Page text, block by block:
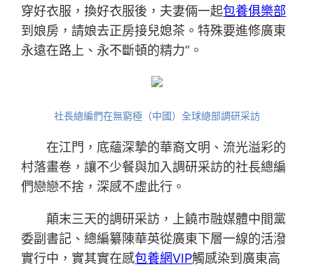
穿好衣服，換好衣服後，夫妻倆一起包養俱樂部
到娘房，請娘去正房接兒媳茶。特殊要進修廣東
永遠在路上、永不斷頓的精力”。
社長總編們在無窮極（中國）全球總部調研采訪
在江門，底蘊深摯的華裔文明、流光溢彩的
村落畫卷，讓不少餐與加入調研采訪的社長總編
們戀戀不捨，深感不虛此行。
顛末三天的調研采訪，上饒市融媒體中間黨
委副書記、總編纂陳華英從廣東下層一線的活潑
實行中，實其實在感包養網VIP觸感染到廣東高